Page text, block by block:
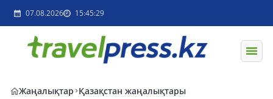
07.08.2026 15:45:29
Жаңалықтар Қазақстан жаңалықтары